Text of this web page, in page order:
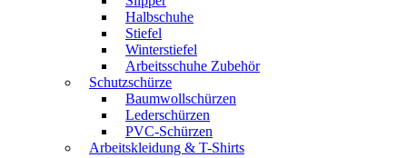
Halbschuhe
Stiefel
Winterstiefel
Arbeitsschuhe Zubehör
Schutzschürze
Baumwollschürzen
Lederschürzen
PVC-Schürzen
Arbeitskleidung & T-Shirts